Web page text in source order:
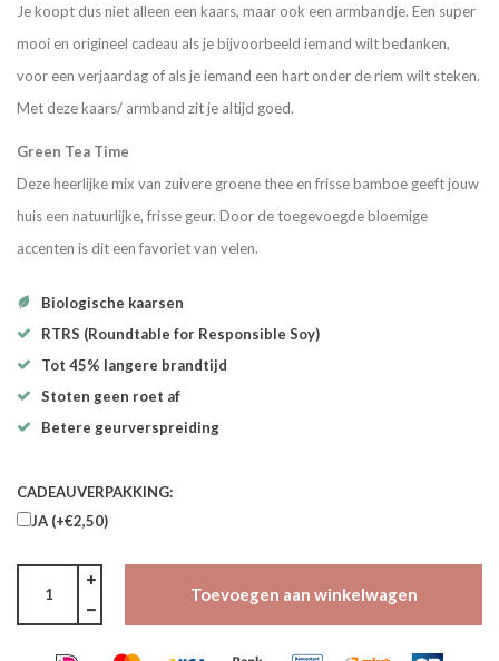
Je koopt dus niet alleen een kaars, maar ook een armbandje. Een super
mooi en origineel cadeau als je bijvoorbeeld iemand wilt bedanken,
voor een verjaardag of als je iemand een hart onder de riem wilt steken.
Met deze kaars/ armband zit je altijd goed.
Green Tea Time
Deze heerlijke mix van zuivere groene thee en frisse bamboe geeft jouw
huis een natuurlijke, frisse geur. Door de toegevoegde bloemige
accenten is dit een favoriet van velen.
Biologische kaarsen
RTRS (Roundtable for Responsible Soy)
Tot 45% langere brandtijd
Stoten geen roet af
Betere geurverspreiding
CADEAUVERPAKKING:
JA (+€2,50)
Toevoegen aan winkelwagen